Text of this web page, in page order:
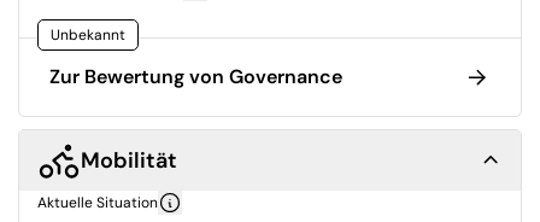
Unbekannt
Zur Bewertung von Governance
Mobilität
Aktuelle Situation